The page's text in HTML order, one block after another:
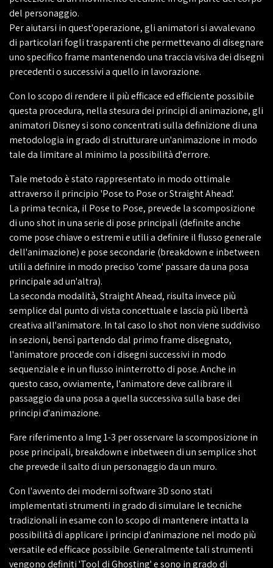
del personaggio.
Per aiutarsi in quest'operazione, gli animatori si avvalevano
di particolari fogli trasparenti che permettevano di disegnare
uno specifico frame mantenendo una traccia visiva dei disegni
precedenti o successivi a quello in lavorazione.
Con lo scopo di rendere il più efficace ed efficiente possibile
questa procedura, nella stesura dei principi di animazione, gli
animatori Disney si sono concentrati sulla definizione di una
metodologia in grado di strutturare un'animazione in modo
tale da limitare al minimo la possibilità d'errore.
Tale metodo è stato rappresentato in modo ottimale
attraverso il principio 'Pose to Pose or Straight Ahead'.
La prima tecnica, il Pose to Pose, prevede la scomposizione
di uno shot in una serie di pose principali (definite anche
come pose chiave o estremi e utili a definire il flusso generale
dell'animazione) e pose secondarie (breakdown e inbetween
utili a definire in modo preciso 'come' passare da una posa
principale ad un'altra).
La seconda modalità, Straight Ahead, risulta invece più
semplice dal punto di vista concettuale e lascia più libertà
creativa all'animatore. In tal caso lo shot non viene suddiviso
in sezioni, bensì partendo dal primo frame disegnato,
l'animatore procede con i disegni successivi in modo
sequenziale e in un flusso ininterrotto di pose. Anche in
questo caso, ovviamente, l'animatore deve calibrare il
passaggio da una posa a quella successiva sulla base dei
principi d'animazione.
Fare riferimento a Img 1-3 per osservare la scomposizione in
pose principali, breakdown e inbetween di un semplice shot
che prevede il salto di un personaggio da un muro.
Con l'avvento dei moderni software 3D sono stati
implementati strumenti in grado di simulare le tecniche
tradizionali in esame con lo scopo di mantenere intatta la
possibilità di applicare i principi d'animazione nel modo più
versatile ed efficace possibile. Generalmente tali strumenti
vengono definiti 'Tool di Ghosting' e sono in grado di